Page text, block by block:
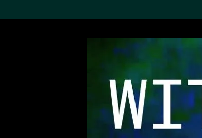
搜索M+藏品
19,052項結果